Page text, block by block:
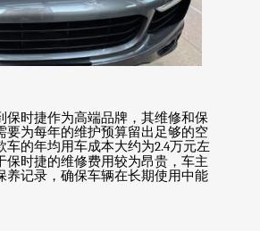
保时捷作为高端品牌，其维修和保
要为每年的维护预算留出足够的空
车的年均用车成本大约为2.4万元左
保时捷的维修费用较为昂贵，车主
养记录，确保车辆在长期使用中能